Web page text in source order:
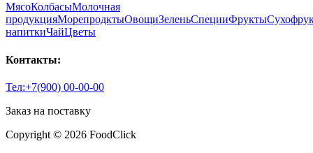
МясоКолбасыМолочная
продукцияМорепродктыОвощиЗеленьСпецииФрукты
напиткиЧайЦветы
Контакты:
Тел:+7(900) 00-00-00
Заказ на поставку
Copyright © 2026 FoodClick